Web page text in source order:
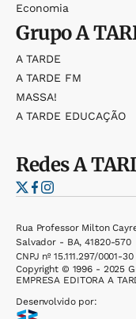
Economia
GrupoA
A TARDE
A TARDE FM
MASSA!
A TARDE EDUCAÇÃO
RedesA
Rua Professor Milton
Salvador - BA, 41820-570
CNPJ nº 15.111.297/0001-30
Copyright © 1996 - 2025
EMPRESA EDITORA A
Desenvolvido por: